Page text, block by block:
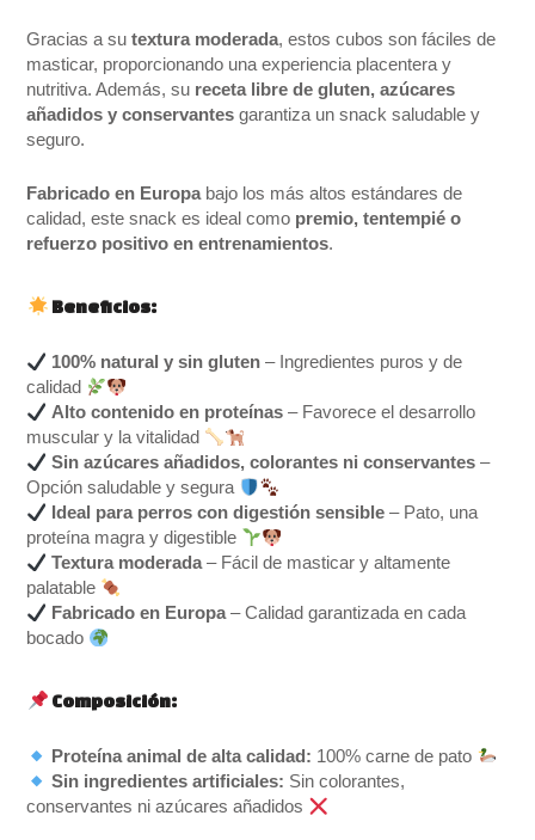
Gracias a sutextura moderada, estos cubos son fáciles de
masticar, proporcionando una experiencia placentera y
nutritiva. Además, su receta libre de gluten, azúcares
añadidos y conservantes garantiza un snack saludable y
seguro.
Fabricado en Europa bajo los más altos estándares de
calidad, este snack es ideal como premio, tentempié o
refuerzo positivo en entrenamientos.
Beneficios:
100% natural y sin gluten – Ingredientes puros y de
calidad
Alto contenido en proteínas – Favorece el desarrollo
muscular y la vitalidad
Sin azúcares añadidos, colorantes ni conservantes –
Opción saludable y segura
Ideal para perros con digestión sensible – Pato, una
proteína magra y digestible
Textura moderada – Fácil de masticar y altamente
palatable
Fabricado en Europa – Calidad garantizada en cada
bocado
Composición:
Proteína animal de alta calidad: 100% carne de pato
Sin ingredientes artificiales: Sin colorantes,
conservantes ni azúcares añadidos